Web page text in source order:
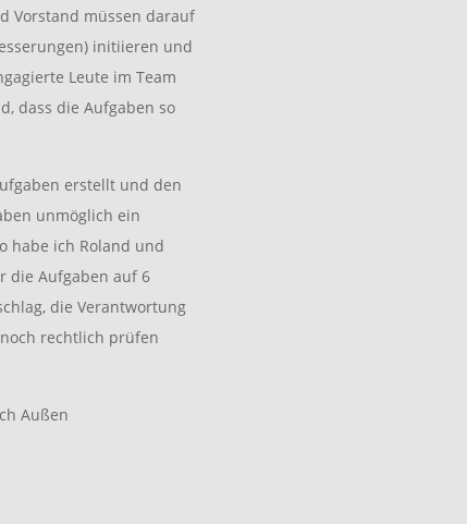
Vorstand müssen darauf
initiieren und
Leute im Team
dass die Aufgaben so
erstellt und den
unmöglich ein
habe ich Roland und
die Aufgaben auf 6
die Verantwortung
rechtlich prüfen
Außen